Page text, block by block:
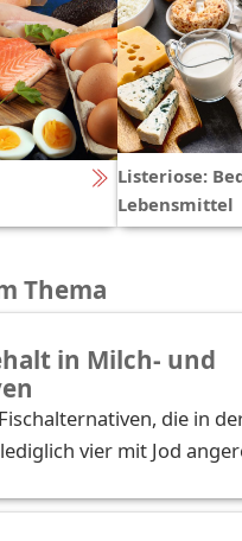
Listeriose:
Lebensmittel
Thema
in Milch- und
die in
vier mit Jod